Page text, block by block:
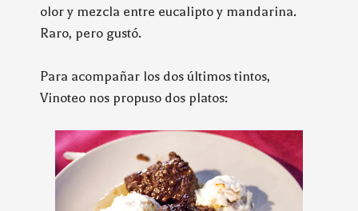
olor y mezcla entre eucalipto y mandarina.
Raro, pero gustó.
Para acompañar los dos últimos tintos,
Vinoteo nos propuso dos platos: